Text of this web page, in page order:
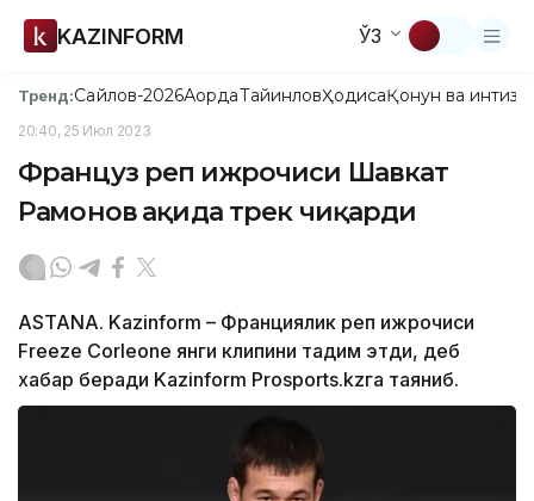
KAZINFORM ЎЗ
Тренд:Сайлов-2026АқордаТайинловҲодисаҚонун ва
20:40, 25 Июл 2023
Француз реп ижрочиси Шавкат
Раҳмонов ҳақида трек чиқарди
ASTANA. Kazinform – Франциялик реп ижрочиси
Freeze Corleone янги клипини тақдим этди, деб
хабар беради Kazinform Prosports.kzга таяниб.